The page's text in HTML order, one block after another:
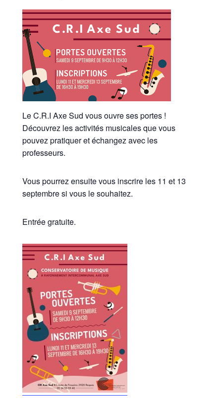
Le C.R.I Axe Sud vous ouvre ses portes !
Découvrez les activités musicales que vous
pouvez pratiquer et échangez avec les
professeurs.
Vous pourrez ensuite vous inscrire les 11 et 13
septembre si vous le souhaitez.
Entrée gratuite.